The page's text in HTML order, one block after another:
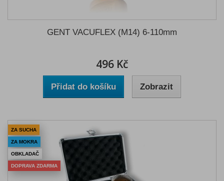
GENT VACUFLEX (M14) 6-110mm
496 Kč
Přidat do košíku Zobrazit
ZA SUCHA
ZA MOKRA
OBKLADAČ
DOPRAVA ZDARMA